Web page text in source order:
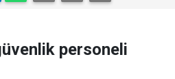
personeli